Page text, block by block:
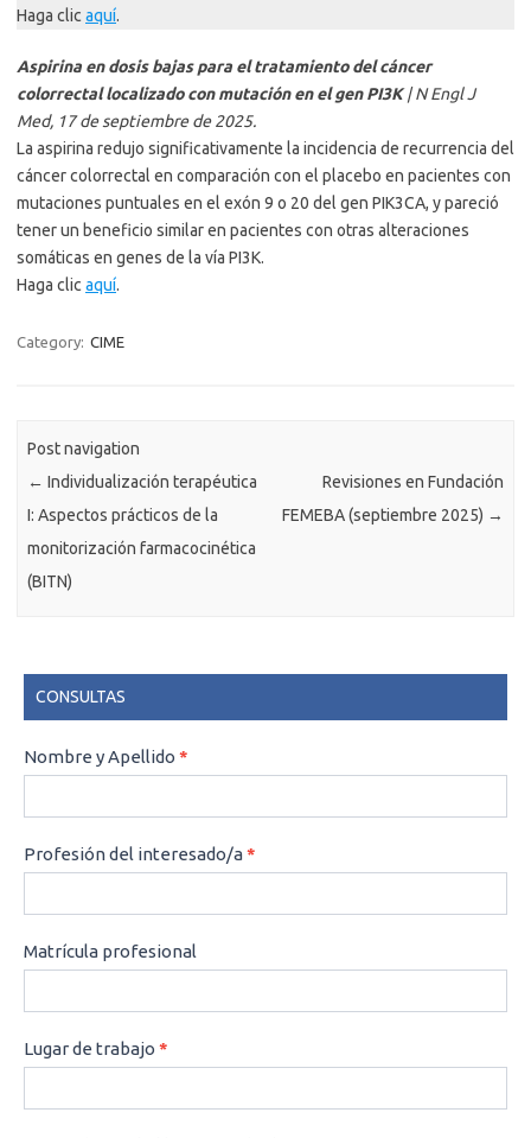
Haga clic aquí.
Aspirina en dosis bajas para el tratamiento del cáncer
colorrectal localizado con mutación en el gen PI3K| N Engl J
Med, 17 de septiembre de 2025.
La aspirina redujo significativamente la incidencia de recurrencia del
cáncer colorrectal en comparación con el placebo en pacientes con
mutaciones puntuales en el exón 9 o 20 del gen PIK3CA, y pareció
tener un beneficio similar en pacientes con otras alteraciones
somáticas en genes de la vía PI3K.
Haga clicaquí.
Category: CIME
Post navigation
← Individualización terapéutica
I: Aspectos prácticos de la
monitorización farmacocinética
(BITN)
Revisiones en Fundación
FEMEBA (septiembre 2025) →
CONSULTAS
CONSULTAS
Nombre y Apellido *
Profesión del interesado/a*
Matrícula profesional
Lugar de trabajo *